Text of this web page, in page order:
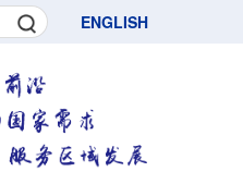
ENGLISH